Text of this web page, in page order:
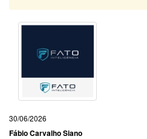
30/06/2026
Fábio Carvalho Siano